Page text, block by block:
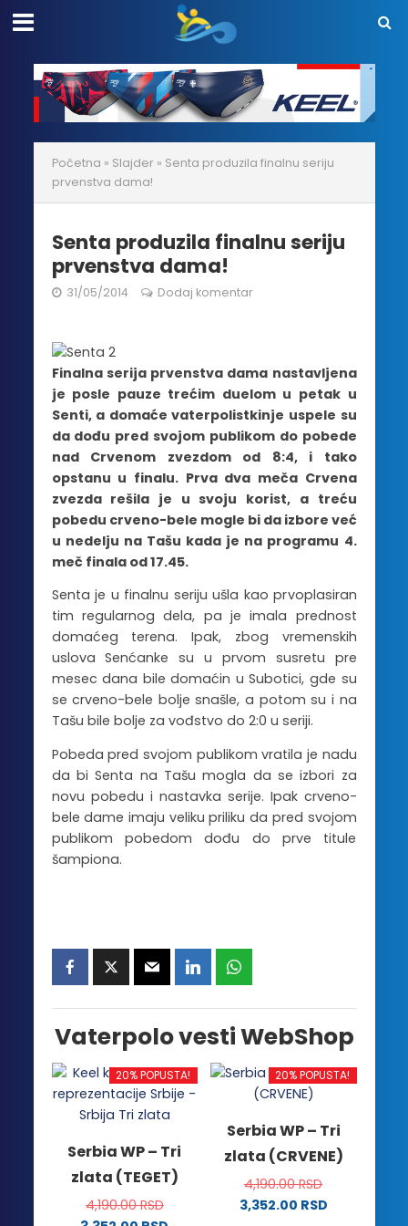
Početna » Slajder » Senta produzila finalnu seriju
prvenstva dama!
Senta produzila finalnu seriju
prvenstva dama!
31/05/2014 Dodaj komentar
Finalna serija prvenstva dama nastavljena
je posle pauze trećim duelom u petak u
Senti, a domaće vaterpolistkinje uspele su
da dođu pred svojom publikom do pobede
nad Crvenom zvezdom od 8:4, i tako
opstanu u finalu. Prva dva meča Crvena
zvezda rešila je u svoju korist, a treću
pobedu crveno-bele mogle bi da izbore već
u nedelju na Tašu kada je na programu 4.
meč finala od 17.45.
Senta je u finalnu seriju ušla kao prvoplasiran
tim regularnog dela, pa je imala prednost
domaćeg terena. Ipak, zbog vremenskih
uslova Senćanke su u prvom susretu pre
mesec dana bile domaćin u Subotici, gde su
se crveno-bele bolje snašle, a potom su i na
Tašu bile bolje za vođstvo do 2:0 u seriji.
Pobeda pred svojom publikom vratila je nadu
da bi Senta na Tašu mogla da se izbori za
novu pobedu i nastavka serije. Ipak crveno-
bele dame imaju veliku priliku da pred svojom
publikom pobedom dođu do prve titule
šampiona.
Vaterpolo vesti WebShop
20% POPUSTA!
Serbia WP – Tri
zlata (TEGET)
4,190.00RSD
20% POPUSTA!
Serbia WP – Tri
zlata (CRVENE)
4,190.00RSD
3,352.00 RSD